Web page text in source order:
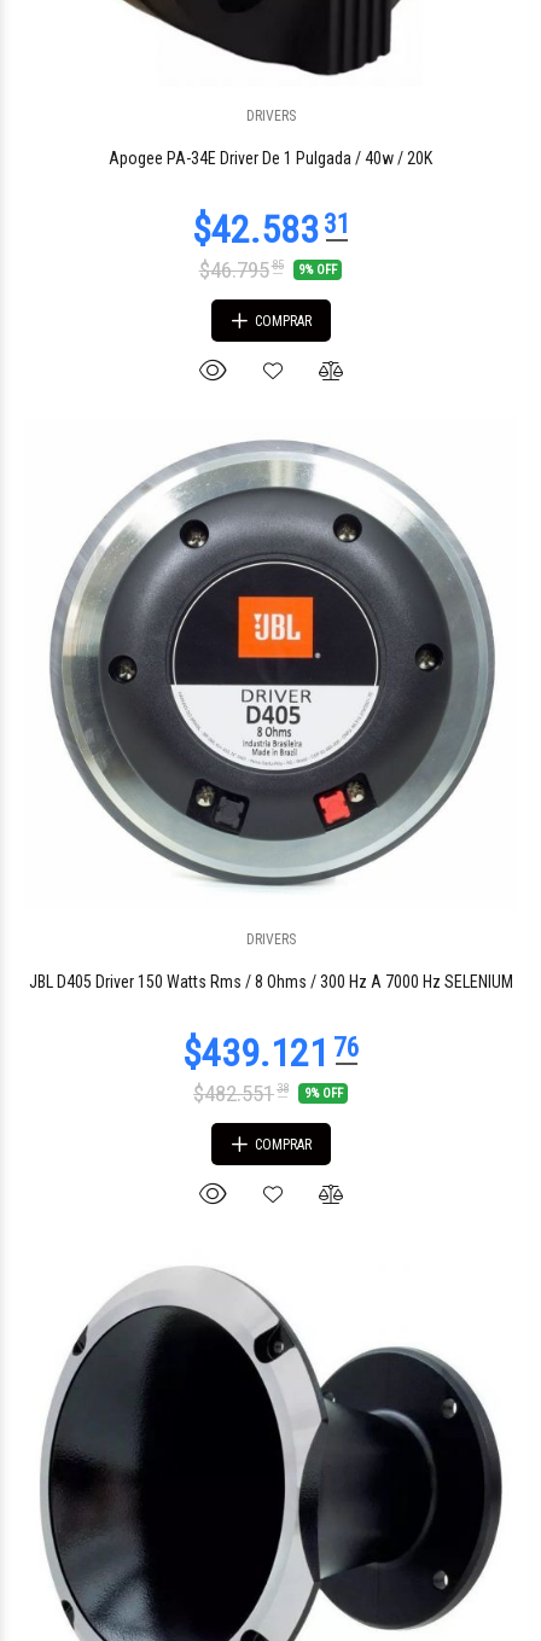
DRIVERS
Apogee PA-34E Driver De 1 Pulgada / 40w / 20K
$46.79585 9% OFF
COMPRAR
DRIVERS
JBL D405 Driver 150 Watts Rms / 8 Ohms / 300 Hz A 7000 Hz SELENIUM
$482.55138 9% OFF
COMPRAR
$232.109 38
$85.166